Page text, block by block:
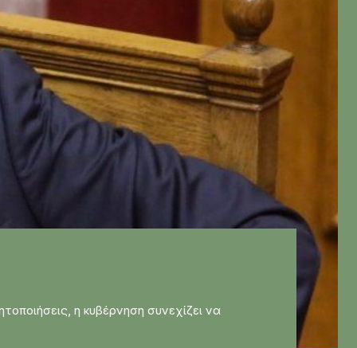
η κυβέρνηση συνεχίζει να